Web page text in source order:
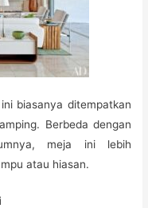
biasanya ditempatkan
Berbeda dengan
meja ini lebih
atau hiasan.